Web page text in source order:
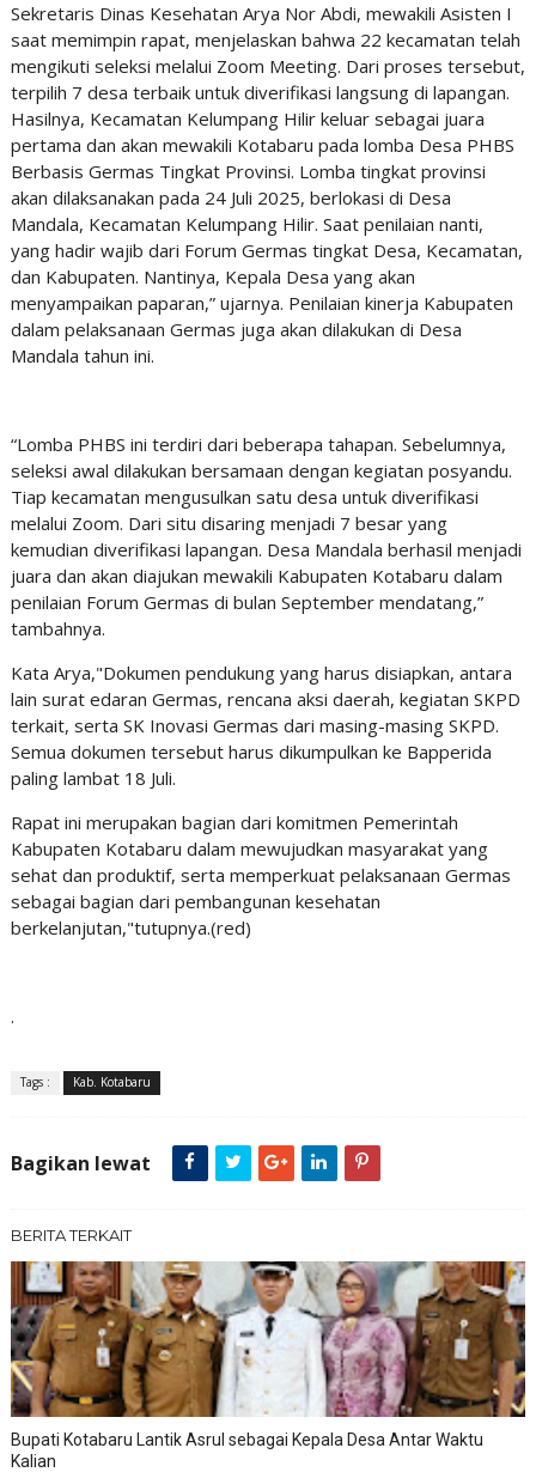
Sekretaris Dinas Kesehatan Arya Nor Abdi, mewakili Asisten I
saat memimpin rapat, menjelaskan bahwa 22 kecamatan telah
mengikuti seleksi melalui Zoom Meeting. Dari proses tersebut,
terpilih 7 desa terbaik untuk diverifikasi langsung di lapangan.
Hasilnya, Kecamatan Kelumpang Hilir keluar sebagai juara
pertama dan akan mewakili Kotabaru pada lomba Desa PHBS
Berbasis Germas Tingkat Provinsi. Lomba tingkat provinsi
akan dilaksanakan pada 24 Juli 2025, berlokasi di Desa
Mandala, Kecamatan Kelumpang Hilir. Saat penilaian nanti,
yang hadir wajib dari Forum Germas tingkat Desa, Kecamatan,
dan Kabupaten. Nantinya, Kepala Desa yang akan
menyampaikan paparan,” ujarnya. Penilaian kinerja Kabupaten
dalam pelaksanaan Germas juga akan dilakukan di Desa
Mandala tahun ini.
“Lomba PHBS ini terdiri dari beberapa tahapan. Sebelumnya,
seleksi awal dilakukan bersamaan dengan kegiatan posyandu.
Tiap kecamatan mengusulkan satu desa untuk diverifikasi
melalui Zoom. Dari situ disaring menjadi 7 besar yang
kemudian diverifikasi lapangan. Desa Mandala berhasil menjadi
juara dan akan diajukan mewakili Kabupaten Kotabaru dalam
penilaian Forum Germas di bulan September mendatang,”
tambahnya.
Kata Arya,"Dokumen pendukung yang harus disiapkan, antara
lain surat edaran Germas, rencana aksi daerah, kegiatan SKPD
terkait, serta SK Inovasi Germas dari masing-masing SKPD.
Semua dokumen tersebut harus dikumpulkan ke Bapperida
paling lambat 18 Juli.
Rapat ini merupakan bagian dari komitmen Pemerintah
Kabupaten Kotabaru dalam mewujudkan masyarakat yang
sehat dan produktif, serta memperkuat pelaksanaan Germas
sebagai bagian dari pembangunan kesehatan
berkelanjutan,"tutupnya.(red)
.
Tags : Kab. Kotabaru
Bagikan lewat
BERITA TERKAIT
Bupati Kotabaru Lantik Asrul sebagai Kepala Desa Antar Waktu
Kalian